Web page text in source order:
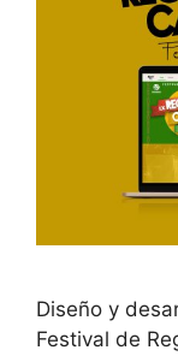
Diseño y
Festival de